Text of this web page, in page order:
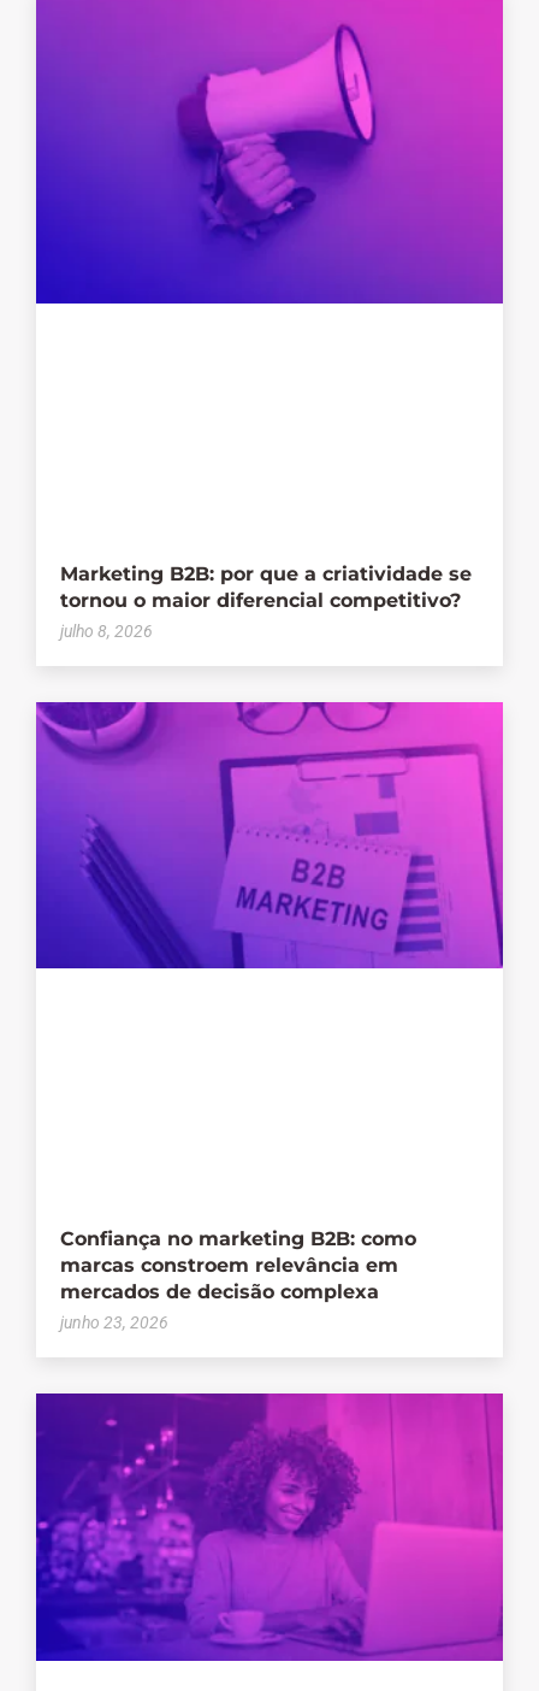
Marketing B2B: por que a criatividade se
tornou o maior diferencial competitivo?
julho 8, 2026
Confiança no marketing B2B: como
marcas constroem relevância em
mercados de decisão complexa
junho 23, 2026